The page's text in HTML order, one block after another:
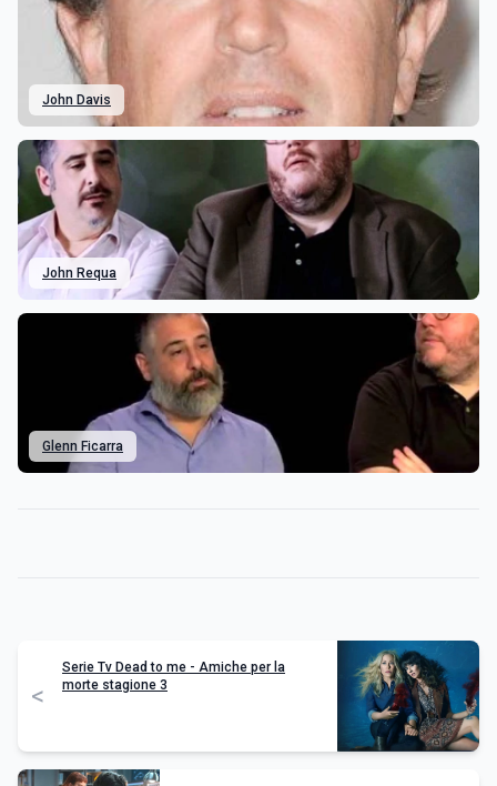
John Davis
John Requa
Glenn Ficarra
<
Serie Tv Dead to me - Amiche per la
morte stagione 3